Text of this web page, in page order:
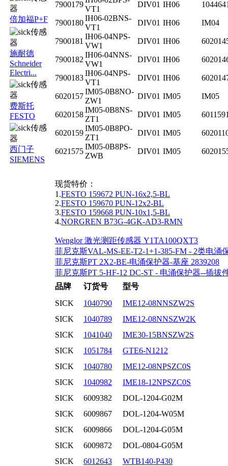
倍加福P+F
施耐德
Schneider
Electri...
费斯托
FESTO
西门子
SIEMENS
7900179
VT1
DIV01 IH06
7900180
IH06-02BNS-
VT1
DIV01 IH06 IM04
7900181
IH06-04NPS-
VW1
DIV01 IH06
7900182
IH06-04NNS-
VW1
DIV01 IH06
7900183
IH06-04NPS-
VT1
DIV01 IH06
6020157
IM05-0B8NO-
ZW1
DIV01 IM05 IM05
6020158
IM05-0B8NS-
ZT1
DIV01 IM05
6020159
IM05-0B8PO-
ZT1
DIV01 IM05
6021575
IM05-0B8PS-
ZWB
DIV01 IM05
现货特价：
1.FESTO 159672 PUN-16x2,5-BL
2.FESTO 159670 PUN-12x2-BL
3.FESTO 159668 PUN-10x1,5-BL
4.NORGREN B73G-4GK-AD3-RMN
Wenglor 激光测距传感器 Y1TA100QXT3
菲尼克斯VAL-MS-EE-T2-1+1-385-FM - 2类电涌
菲尼克斯PT 2X2-BE-电涌保护器-基座 2839208
菲尼克斯PT 5-HF-12 DC-ST - 电涌保护器--插拔
品牌
订货号
型号
SICK
1040790
IME12-08NNSZW2S
SICK
1040789
IME12-08NNSZW2K
SICK
1041040
IME30-15BNSZW2S
SICK
1051784
GTE6-N1212
SICK
1040780
IME12-08NPSZC0S
SICK
1040982
IME18-12NPSZC0S
SICK
6009382
DOL-1204-G02M
SICK
6009867
DOL-1204-W05M
SICK
6009866
DOL-1204-G05M
SICK
6009872
DOL-0804-G05M
SICK
6012643
WTB140-P430